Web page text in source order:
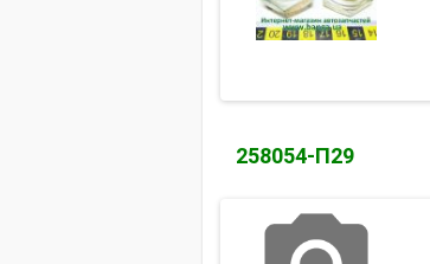
258054-П29